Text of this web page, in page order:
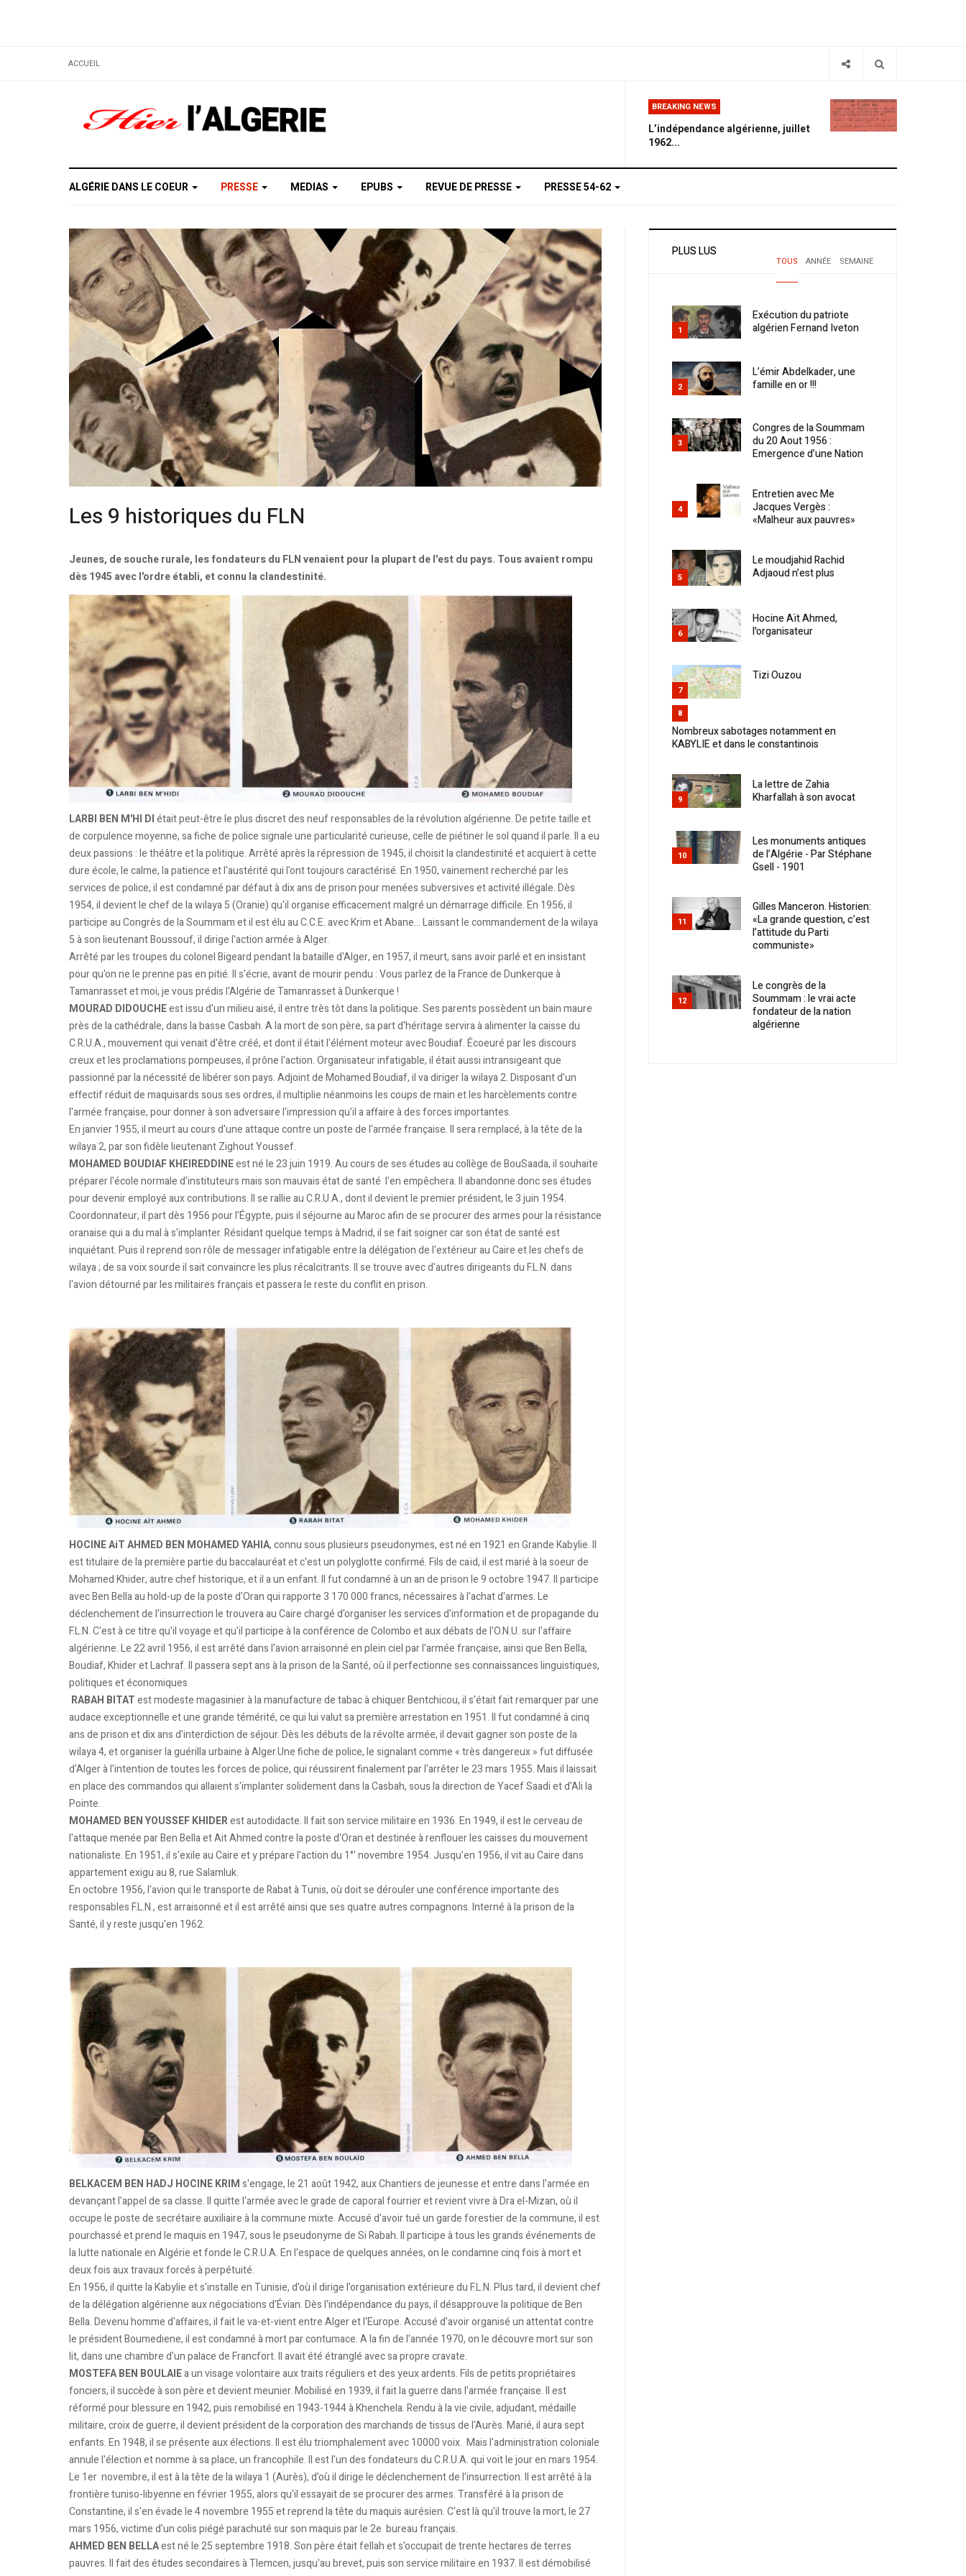
ACCUEIL
BREAKING NEWS
L’indépendance algérienne, juillet
1962...
ALGÉRIE DANS LE COEUR PRESSE MEDIAS EPUBS REVUE DE PRESSE PRESSE 54-62
Les 9 historiques du FLN
Jeunes, de souche rurale, les fondateurs du FLN venaient pour la plupart de l'est du pays. Tous avaient rompu
dès 1945 avec l'ordre établi, et connu la clandestinité.
LARBI BEN M'HI DIétait peut-être le plus discret des neuf responsables de la révolution algérienne. De petite taille et
de corpulence moyenne, sa fiche de police signale une particularité curieuse, celle de piétiner le sol quand il parle. Il a eu
deux passions : le théâtre et la politique. Arrêté après la répression de 1945, il choisit la clandestinité et acquiert à cette
dure école, le calme, la patience et l'austérité qui l'ont toujours caractérisé. En 1950, vainement recherché par les
services de police, il est condamné par défaut à dix ans de prison pour menées subversives et activité illégale. Dès
1954, il devient le chef de la wilaya 5 (Oranie) qu'il organise efficacement malgré un démarrage difficile. En 1956, il
participe au Congrès de la Soummam et il est élu au C.C.E. avec Krim et Abane... Laissant le commandement de la wilaya
5 à son lieutenant Boussouf, il dirige l'action armée à Alger.
Arrêté par les troupes du colonel Bigeard pendant la bataille d'Alger, en 1957, il meurt, sans avoir parlé et en insistant
pour qu'on ne le prenne pas en pitié. Il s'écrie, avant de mourir pendu : Vous parlez de la France de Dunkerque à
Tamanrasset et moi, je vous prédis l'Algérie de Tamanrasset à Dunkerque !
MOURAD DIDOUCHEest issu d'un milieu aisé, il entre très tôt dans la politique. Ses parents possèdent un bain maure
près de la cathédrale, dans la basse Casbah. A la mort de son père, sa part d'héritage servira à alimenter la caisse du
C.R.U.A., mouvement qui venait d'être créé, et dont il était l'élément moteur avec Boudiaf. Écoeuré par les discours
creux et les proclamations pompeuses, il prône l'action. Organisateur infatigable, il était aussi intransigeant que
passionné par la nécessité de libérer son pays. Adjoint de Mohamed Boudiaf, il va diriger la wilaya 2. Disposant d'un
effectif réduit de maquisards sous ses ordres, il multiplie néanmoins les coups de main et les harcèlements contre
l'armée française, pour donner à son adversaire l'impression qu'il a affaire à des forces importantes.
En janvier 1955, il meurt au cours d'une attaque contre un poste de l'armée française. Il sera remplacé, à la tête de la
wilaya 2, par son fidèle lieutenant Zighout Youssef.
MOHAMED BOUDIAF KHEIREDDINEest né le 23 juin 1919. Au cours de ses études au collège de Bou­Saada, il souhaite
préparer l'école normale d'instituteurs mais son mauvais état de santé l'en empêchera. Il abandonne donc ses études
pour devenir employé aux contributions. Il se rallie au C.R.U.A., dont il devient le premier président, le 3 juin 1954.
Coordonnateur, il part dès 1956 pour l'Égypte, puis il séjourne au Maroc afin de se procurer des armes pour la résistance
oranaise qui a du mal à s'implanter. Résidant quelque temps à Madrid, il se fait soigner car son état de santé est
inquiétant. Puis il reprend son rôle de messager infatigable entre la délégation de l'extérieur au Caire et les chefs de
wilaya ; de sa voix sourde il sait convaincre les plus récalcitrants. Il se trouve avec d'autres dirigeants du F.L.N. dans
l'avion détourné par les militaires français et passera le reste du conflit en prison.
HOCINE AiT AHMED BEN MOHAMED YA­HIA, connu sous plusieurs pseudonymes, est né en 1921 en Grande Kabylie. Il
est titulaire de la première partie du baccalauréat et c'est un polyglotte confirmé. Fils de caïd, il est marié à la soeur de
Mohamed Khider, autre chef historique, et il a un enfant. Il fut condamné à un an de prison le 9 octobre 1947. Il participe
avec Ben Bella au hold-up de la poste d'Oran qui rapporte 3 170 000 francs, nécessaires à l'achat d'armes. Le
déclenchement de l'insurrection le trouvera au Caire chargé d'organiser les services d'information et de propagande du
F.L.N. C'est à ce titre qu'il voyage et qu'il participe à la conférence de Colombo et aux débats de l'O.N.U. sur l'affaire
algérienne. Le 22 avril 1956, il est arrêté dans l'avion arraisonné en plein ciel par l'armée française, ainsi que Ben Bella,
Boudiaf, Khider et Lachraf. Il passera sept ans à la prison de la Santé, où il perfectionne ses connaissances linguistiques,
politiques et économiques
RABAH BITATest modeste magasinier à la manufacture de tabac à chiquer Bentchicou, il s'était fait remarquer par une
audace exceptionnelle et une grande témérité, ce qui lui valut sa première arrestation en 1951. Il fut condamné à cinq
ans de prison et dix ans d'interdiction de séjour. Dès les débuts de la révolte armée, il devait gagner son poste de la
wilaya 4, et organiser la guérilla urbaine à Alger.Une fiche de police, le signalant comme « très dangereux » fut diffusée
d'Alger à l'intention de toutes les forces de police, qui réussirent finalement par l'arrêter le 23 mars 1955. Mais il laissait
en place des commandos qui allaient s'implanter solidement dans la Casbah, sous la direction de Yacef Saadi et d'Ali la
Pointe.
MOHAMED BEN YOUSSEF KHIDERest autodidacte. Il fait son service militaire en 1936. En 1949, il est le cerveau de
l'attaque menée par Ben Bella et Ait Ahmed contre la poste d'Oran et destinée à renflouer les caisses du mouvement
nationaliste. En 1951, il s'exile au Caire et y prépare l'action du 1°' novembre 1954. Jusqu'en 1956, il vit au Caire dans
appartement exigu au 8, rue Salamluk.
En octobre 1956, l'avion qui le transporte de Rabat à Tunis, où doit se dérouler une conférence importante des
responsables F.L.N., est arraisonné et il est arrêté ainsi que ses quatre autres compagnons. Interné à la prison de la
Santé, il y reste jusqu'en 1962.
BELKACEM BEN HADJ HOCINE KRIMs'engage, le 21 août 1942, aux Chantiers de jeunesse et entre dans l'armée en
devançant l'appel de sa classe. Il quitte l'armée avec le grade de caporal fourrier et revient vivre à Dra el-Mizan, où il
occupe le poste de secrétaire auxiliaire à la commune mixte. Accusé d'avoir tué un garde forestier de la commune, il est
pourchassé et prend le maquis en 1947, sous le pseudonyme de Si Rabah. Il participe à tous les grands événements de
la lutte nationale en Algérie et fonde le C.R.U.A. En l'espace de quelques années, on le condamne cinq fois à mort et
deux fois aux travaux forcés à perpétuité.
En 1956, il quitte la Kabylie et s'installe en Tunisie, d'où il dirige l'organisation extérieure du F.L.N. Plus tard, il devient chef
de la délégation algérienne aux négociations d'Évian. Dès l'indépendance du pays, il désapprouve la politique de Ben
Bella. Devenu homme d'affaires, il fait le va-et-vient entre Alger et l'Europe. Accusé d'avoir organisé un attentat contre
le président Boume­diene, il est condamné à mort par contumace. A la fin de l'année 1970, on le découvre mort sur son
lit, dans une chambre d'un palace de Franc­fort. Il avait été étranglé avec sa propre cravate.
MOSTEFA BEN BOULAIEa un visage volontaire aux traits réguliers et des yeux ardents. Fils de petits propriétaires
fonciers, il succède à son père et devient meunier. Mobilisé en 1939, il fait la guerre dans l'armée française. Il est
réformé pour blessure en 1942, puis remobilisé en 1943-1944 à Khenchela. Rendu à la vie civile, adjudant, médaille
militaire, croix de guerre, il devient président de la corporation des marchands de tissus de l'Aurès. Marié, il aura sept
enfants. En 1948, il se présente aux élections. Il est élu triomphalement avec 10000 voix. Mais l'administration coloniale
annule l'élection et nomme à sa place, un francophile. Il est l'un des fondateurs du C.R.U.A. qui voit le jour en mars 1954.
Le 1er novembre, il est à la tête de la wilaya 1 (Aurès), d'où il dirige le déclenchement de l'insurrection. Il est arrêté à la
frontière tuniso-libyenne en février 1955, alors qu'il essayait de se procurer des armes. Transféré à la prison de
Constantine, il s'en évade le 4 novembre 1955 et reprend la tête du maquis aurésien. C'est là qu'il trouve la mort, le 27
mars 1956, victime d'un colis piégé parachuté sur son maquis par le 2e bureau français.
AHMED BEN BELLAest né le 25 septembre 1918. Son père était fellah et s'occupait de trente hectares de terres
pauvres. Il fait des études secondaires à Tlemcen, jus­qu'au brevet, puis son service militaire en 1937. Il est démobilisé
PLUS LUS
TOUS ANNÉE SEMAINE
1
Exécution du patriote
algérien Fernand Iveton
2
L’émir Abdelkader, une
famille en or !!!
3
Congres de la Soummam
du 20 Aout 1956 :
Emergence d’une Nation
4
Entretien avec Me
Jacques Vergès :
«Malheur aux pauvres»
5
Le moudjahid Rachid
Adjaoud n’est plus
6
Hocine Aït Ahmed,
l'organisateur
7
Tizi Ouzou
8
Nombreux sabotages notamment en
KABYLIE et dans le constantinois
9
La lettre de Zahia
Kharfallah à son avocat
10
Les monuments antiques
de l’Algérie - Par Stéphane
Gsell - 1901
11
Gilles Manceron. Historien:
«La grande question, c’est
l’attitude du Parti
communiste»
12
Le congrès de la
Soummam : le vrai acte
fondateur de la nation
algérienne